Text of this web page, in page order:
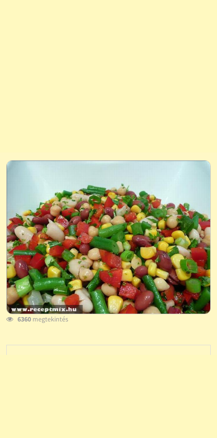
6360megtekintés